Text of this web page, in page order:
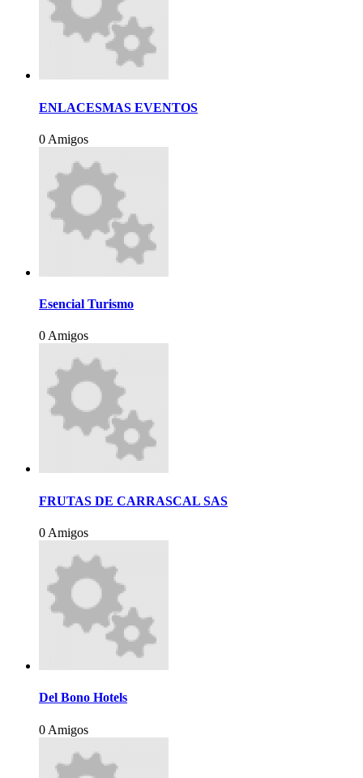
ENLACESMAS EVENTOS
0 Amigos
Esencial Turismo
0 Amigos
FRUTAS DE CARRASCAL SAS
0 Amigos
Del Bono Hotels
0 Amigos